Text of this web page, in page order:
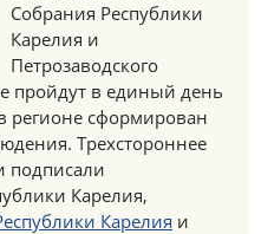
Собрания Республики
Карелия и
Петрозаводского
пройдут в единый день
регионе сформирован
Трехстороннее
подписали
Карелия,
Карелия и